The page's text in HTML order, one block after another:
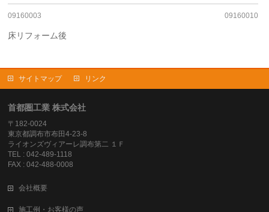
09160003 09160010
床リフォーム後
サイトマップ リンク
首都圏工業 株式会社
〒182-0024
東京都調布市布田4-23-8
ライオンズヴィアーレ調布第二 １Ｆ
TEL : 042-489-1118
FAX : 042-488-0008
会社概要
施工例・お客様の声